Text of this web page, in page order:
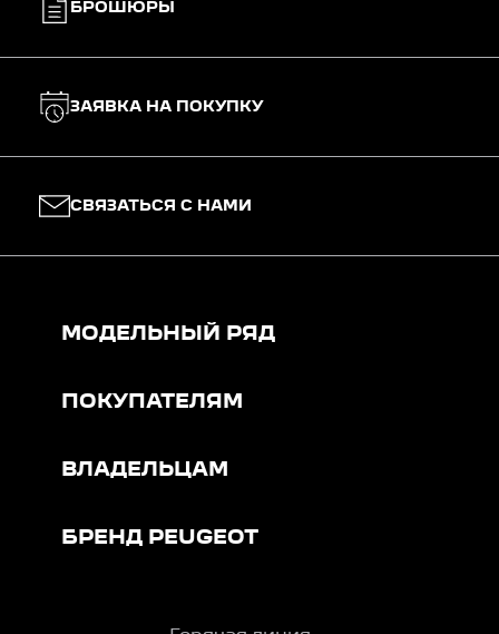
БРОШЮРЫ
ЗАЯВКА НА ПОКУПКУ
СВЯЗАТЬСЯ С НАМИ
МОДЕЛЬНЫЙ РЯД
ПОКУПАТЕЛЯМ
ВЛАДЕЛЬЦАМ
БРЕНД PEUGEOT